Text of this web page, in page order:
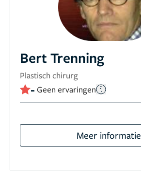
Bert Trenning
Plastisch chirurg
- Geen ervaringen
Meer informatie